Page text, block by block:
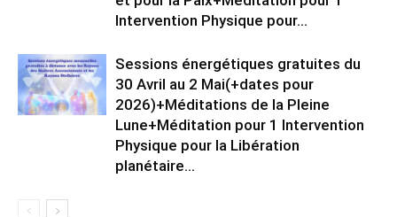
Intervention Physique pour...
Sessions énergétiques gratuites du
30 Avril au 2 Mai(+dates pour
2026)+Méditations de la Pleine
Lune+Méditation pour 1 Intervention
Physique pour la Libération
planétaire…